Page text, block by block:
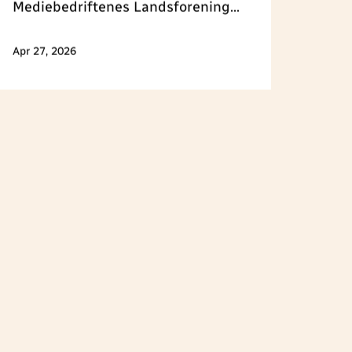
Mediebedriftenes Landsforening
Apr 27, 2026